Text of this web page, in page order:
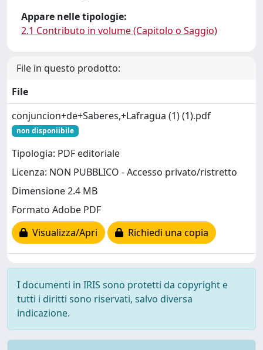
Appare nelle tipologie:
2.1 Contributo in volume (Capitolo o Saggio)
File in questo prodotto:
File
conjuncion+de+Saberes,+Lafragua (1) (1).pdf
non disponiibile
Tipologia: PDF editoriale
Licenza: NON PUBBLICO - Accesso privato/ristretto
Dimensione 2.4 MB
Formato Adobe PDF
Visualizza/Apri
Richiedi una copia
I documenti in IRIS sono protetti da copyright e
tutti i diritti sono riservati, salvo diversa
indicazione.